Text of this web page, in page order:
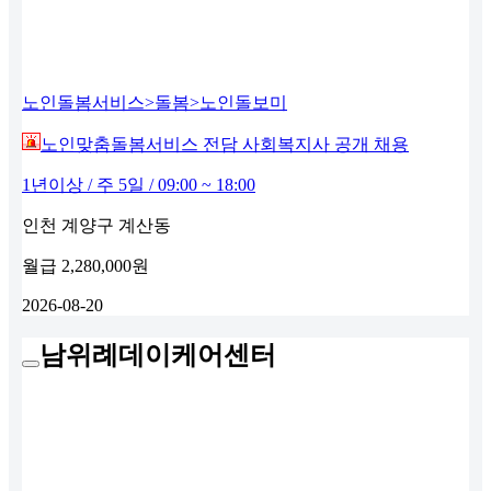
노인돌봄서비스>돌봄>노인돌보미
노인맞춤돌봄서비스 전담 사회복지사 공개 채용
1년이상 / 주 5일 / 09:00 ~ 18:00
인천 계양구 계산동
월급 2,280,000원
2026-08-20
남위례데이케어센터